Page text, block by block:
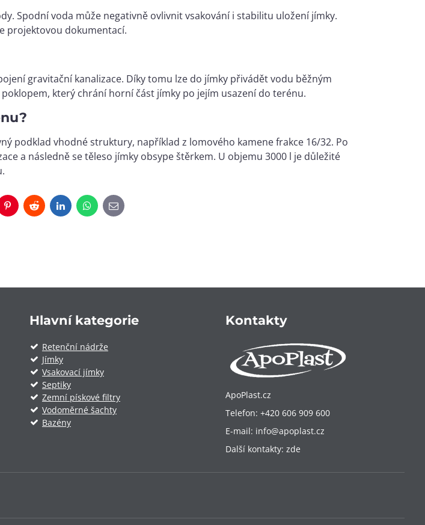
Spodní voda může negativně ovlivnit vsakování i stabilitu uložení jímky.
projektovou dokumentací.
gravitační kanalizace. Díky tomu lze do jímky přivádět vodu běžným
který chrání horní část jímky po jejím usazení do terénu.
podklad vhodné struktury, například z lomového kamene frakce 16/32. Po
a následně se těleso jímky obsype štěrkem. U objemu 3000 l je důležité
PinterestRedditLinkedInWhatsApp
E-
mail
Hlavní kategorie
Retenční nádrže
Jímky
Vsakovací jímky
Septiky
Zemní pískové filtry
Vodoměrné šachty
Bazény
Kontakty
ApoPlast.cz
Telefon:+420 606 909 600
E-mail: info@apoplast.cz
Další kontakty:zde